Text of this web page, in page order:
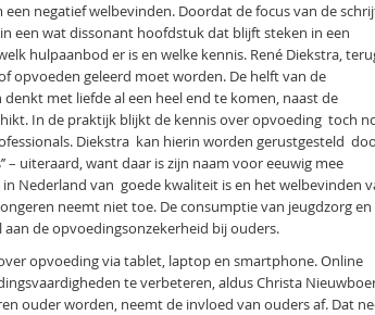
negatief welbevinden. Doordat de focus van de
een wat dissonant hoofdstuk dat blijft steken in een
hulpaanbod er is en welke kennis. René Diekstra,
opvoeden geleerd moet worden. De helft van de
met liefde al een heel end te komen, naast de
In de praktijk blijkt de kennis over opvoeding toch
Diekstra kan hierin worden gerustgesteld
– uiteraard, want daar is zijn naam voor eeuwig mee
Nederland van goede kwaliteit is en het welbevinden
neemt niet toe. De consumptie van jeugdzorg en
de opvoedingsonzekerheid bij ouders.
opvoeding via tablet, laptop en smartphone. Online
te verbeteren, aldus Christa
ouder worden, neemt de invloed van ouders af. Dat